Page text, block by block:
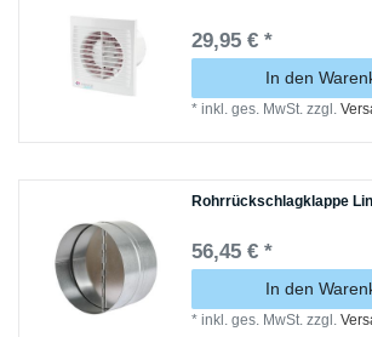
29,95 € *
In den
*inkl. ges. MwSt. zzgl.
Rohrrückschlagklappe
56,45 € *
In den
*inkl. ges. MwSt. zzgl.